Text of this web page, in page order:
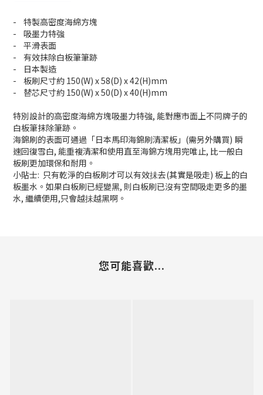
- 特製高密度海綿方塊
- 吸墨力特強
- 平滑表面
- 有效抹除白板筆筆跡
- 日本製造
- 板刷尺寸約 150(W) x 58(D) x 42(H)mm
- 替芯尺寸約 150(W) x 50(D) x 40(H)mm
特別設計的高密度海綿方塊吸墨力特強, 能對應市面上不同牌子的
白板筆抹除筆跡。
海錦刷的表面可通過 「日本馬印海錦刷清潔板 」 (需另外購買) 瞬
速回復雪白, 能重複清潔和使用直至海錦方塊用完唯止, 比一般白
板刷更加環保和耐用。
小貼士: 只有乾淨的白板刷才可以有效抺去(其實是吸走) 板上的白
板墨水。如果白板刷已經變黑, 則白板刷已沒有空間吸走更多的墨
水, 繼續便用,只會越抺越黑啊。
您可能喜歡...